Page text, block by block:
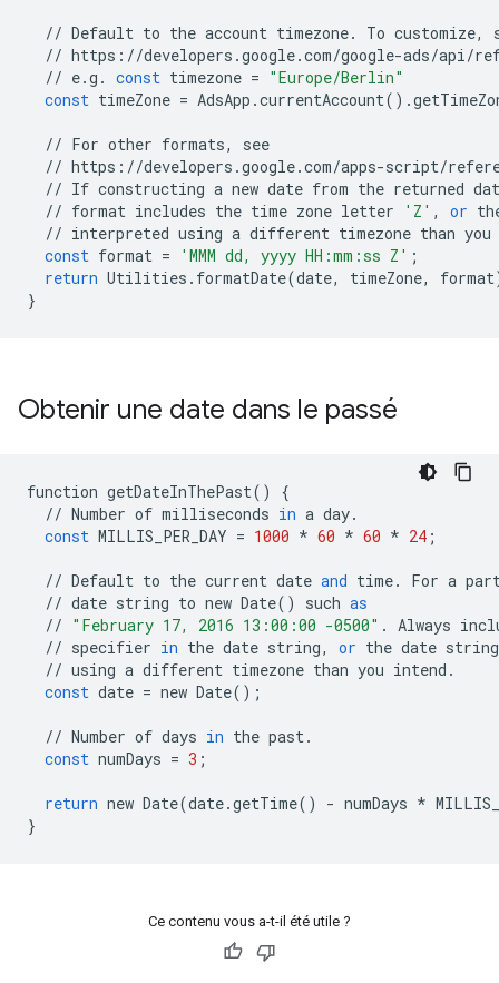
// Default to the account timezone. To customize,
// https : //developers .google.com/google-ads/api/
// e.g . const timezone = "Europe/Berlin"
const timeZone = AdsApp .currentAccount() .
// For other formats,
see
// https : //developers .google.com/apps-script/
// If constructing a new date from the returned
// format includes the time zone letter 'Z' , or
// interpreted using a different timezone than you
const format = 'MMM dd, yyyy HH:mm:ss Z' ;
return Utilities . formatDate(date, timeZone, format
}
Obtenir une date dans le passé
function getDateInThePast()
{
// Number of milliseconds in a day.
const MILLIS_PER_DAY = 1000 * 60 * 60 * 24 ;
// Default to the current date and time. For a
// date string to new Date() such as
// "February 17, 2016 13:00:00 -0500" . Always
// specifier in the date string, or the date string
// using a different timezone than you intend .
const date = new Date();
// Number of days in the past.
const numDays = 3 ;
return new Date(date.getTime() - numDays *
}
Ce contenu vous a-t-il été utile ?